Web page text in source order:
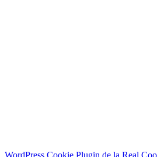
WordPress Cookie Plugin de la Real